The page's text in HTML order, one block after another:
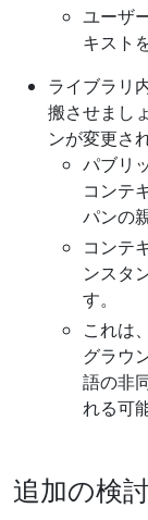
ユーザ
キスト
ライブラリ
搬させまし
ンが変更さ
パブリ
コンテ
パンの
コンテ
ンスタ
す。
これは
グラウ
語の非
れる可
追加の検